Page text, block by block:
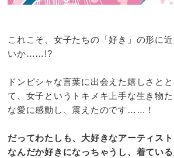
これこそ、女子たちの「好き」の形に
いか……!?
ドンピシャな言葉に出会えた嬉しさと
て、女子というトキメキ上手な生き物
な愛に感動し、震えたのです……！
だってわたしも、大好きなアーティス
なんだか好きになっちゃうし、着てい